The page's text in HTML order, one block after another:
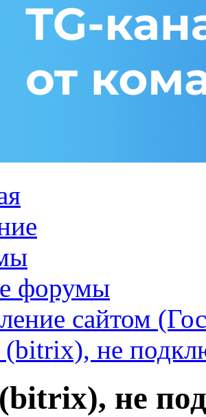
форумы
сайтом
не
не